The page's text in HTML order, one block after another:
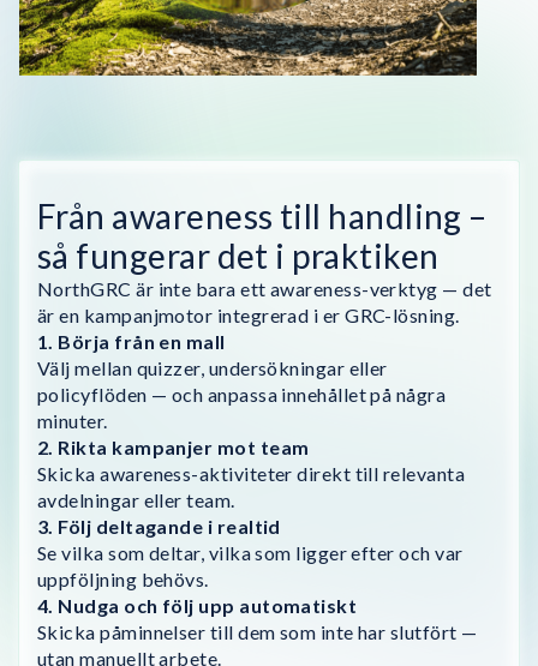
Från awareness till handling –
så fungerar det i praktiken
NorthGRC är inte bara ett awareness-verktyg — det
är en kampanjmotor integrerad i er GRC-lösning.
1. Börja från en mall
Välj mellan quizzer, undersökningar eller
policyflöden — och anpassa innehållet på några
minuter.
2. Rikta kampanjer mot team
Skicka awareness-aktiviteter direkt till relevanta
avdelningar eller team.
3. Följ deltagande i realtid
Se vilka som deltar, vilka som ligger efter och var
uppföljning behövs.
4. Nudga och följ upp automatiskt
Skicka påminnelser till dem som inte har slutfört —
utan manuellt arbete.